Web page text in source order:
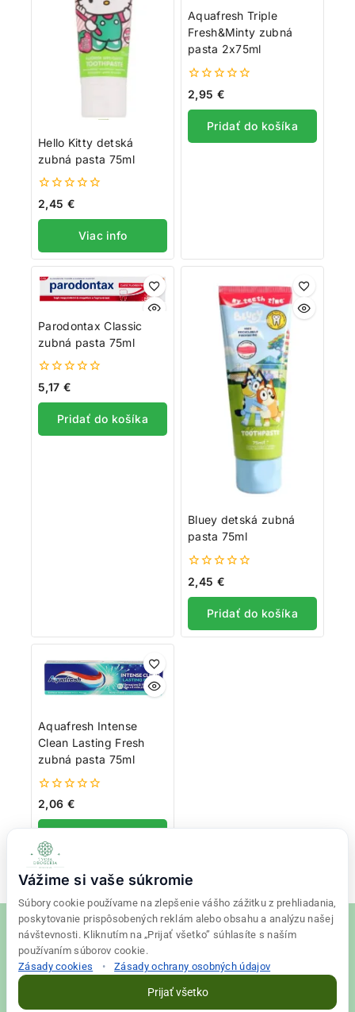
Hello Kitty detská
zubná pasta 75ml
0
5
2,45 €
Viac info
Aquafresh Triple
Fresh&Minty zubná
pasta 2x75ml
0
5
2,95 €
Pridať do košíka
Parodontax Classic
zubná pasta 75ml
0
5
5,17 €
Pridať do košíka
Bluey detská zubná
pasta 75ml
0
z
5
2,45 €
Pridať do košíka
Aquafresh Intense
Clean Lasting Fresh
zubná pasta 75ml
0
5
2,06 €
Vážime si vaše súkromie
Súbory cookie používame na zlepšenie vášho zážitku z prehliadania,
poskytovanie prispôsobených reklám alebo obsahu a analýzu našej
návštevnosti. Kliknutím na „Prijať všetko” súhlasíte s naším
používaním súborov cookie.
Zásady cookies
• Zásady ochrany osobných údajov
Prijať všetko